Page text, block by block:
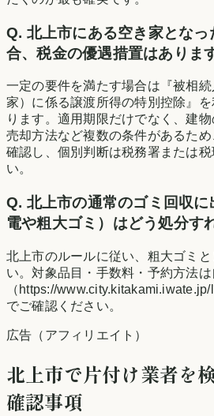
Q. 北上市にある空き家とな
合、税金の優遇措置はありま
一定の要件を満たす場合は『被相
家）に係る譲渡所得の特別控除』
ります。適用期限だけでなく、建
売却方法など複数の条件があるた
確認し、個別判断は税務署または
い。
Q. 北上市の通常のゴミ回収
電や粗大ゴミ）はどう処分す
北上市のルールに従い、粗大ゴミ
い。対象品目・手数料・予約方法
（https://
でご確認ください。
広告（アフィリエイト）
北上市で片付け業者を
確認事項